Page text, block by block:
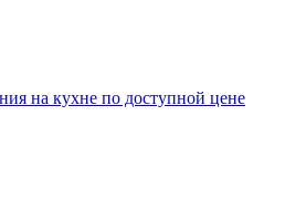
на кухне по доступной цене